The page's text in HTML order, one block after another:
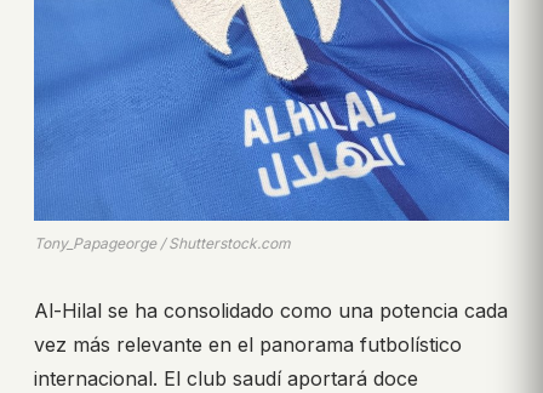
Tony_Papageorge / Shutterstock.com
Al-Hilal se ha consolidado como una potencia cada
vez más relevante en el panorama futbolístico
internacional. El club saudí aportará doce